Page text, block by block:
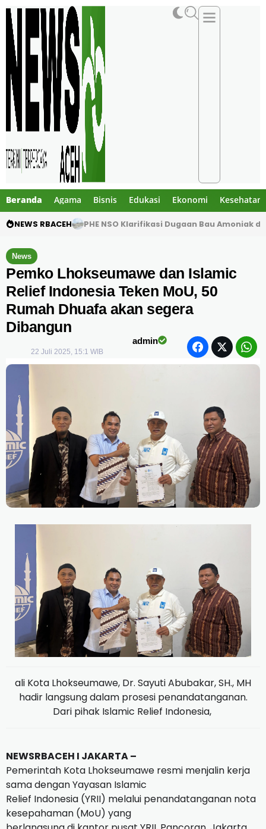
Beranda Agama Bisnis Edukasi Ekonomi Kesehatan
NEWS RBACEH PHE NSO Klarifikasi Dugaan Bau Amoniak
News
Pemko Lhokseumawe dan Islamic
Relief Indonesia Teken MoU, 50
Rumah Dhuafa akan segera
Dibangun
admin
22 Juli 2025, 15:1 WIB
ali Kota Lhokseumawe, Dr. Sayuti Abubakar, SH., MH
hadir langsung dalam prosesi penandatanganan.
Dari pihak Islamic Relief Indonesia,
NEWSRBACEH I JAKARTA –
Pemerintah Kota Lhokseumawe resmi menjalin kerja
sama dengan Yayasan Islamic
Relief Indonesia (YRII) melalui penandatanganan nota
kesepahaman (MoU) yang